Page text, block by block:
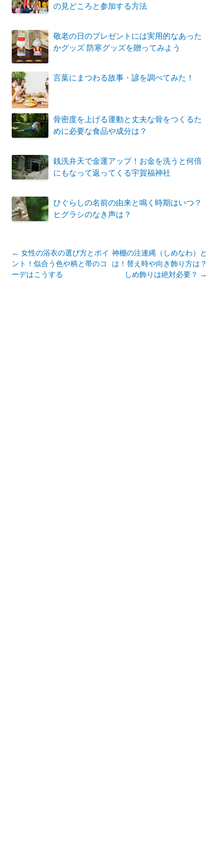
の見どころと参加する方法
敬老の日のプレゼントには実用的なあった
かグッズ 防寒グッズを贈ってみよう
言葉にまつわる故事・諺を調べてみた！
骨密度を上げる運動と丈夫な骨をつくるた
めに必要な食品や成分は？
銭洗弁天で金運アップ！お金を洗うと何倍
にもなって返ってくる宇賀福神社
ひぐらしの名前の由来と鳴く時期はいつ？
ヒグラシのなき声は？
投
稿
ナ
← 女性の浴衣の選び方とポイ
ント！似合う色や柄と帯のコ
ーデはこうする
神棚の注連縄（しめなわ）と
は！替え時や向き飾り方は？
しめ飾りは絶対必要？ →